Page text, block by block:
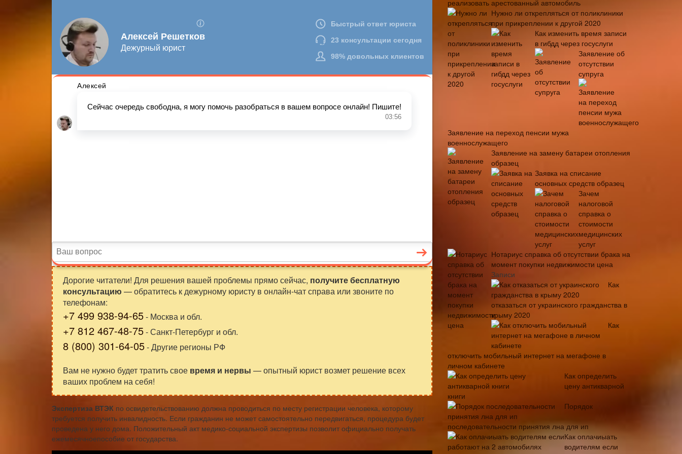
Дорогие читатели! Для решения вашей проблемы прямо сейчас, получите бесплатную
консультацию — обратитесь к дежурному юристу в онлайн-чат справа или звоните по
телефонам:
+7 499 938-94-65- Москва и обл.
+7 812 467-48-75- Санкт-Петербург и обл.
8 (800) 301-64-05- Другие регионы РФ
Вам не нужно будет тратить свое время и нервы — опытный юрист возмет решение всех
ваших проблем на себя!
Экспертиза ВТЭК по освидетельствованию должна проводиться по месту регистрации человека, которому
требуется получить инвалидность. Если гражданин не может самостоятельно передвигаться, процедура будет
проведена у него дома. Положительный акт медико-социальной экспертизы позволит официально получать
ежемесячноепособие от государства.
реализовать арестованный автомобиль
Нужно ли открепляться от поликлиники
при прикреплении к другой 2020
Как изменить время записи
в гибдд через госуслуги
Заявление об
отсутствии
супруга
Заявление на переход пенсии мужа
военнослужащего
Заявление на замену батареи отопления
образец
Заявка на списание
основных средств образец
Зачем
налоговой
справка о
стоимости
медицинских
услуг
Нотариус справка об отсутствии брака на
момент покупки недвижимости цена
Записи
Как
отказаться от украинского гражданства в
крыму 2020
Как
отключить мобильный интернет на мегафоне в
личном кабинете
Как определить
цену антикварной
книги
Порядок
последовательности принятия лна для ип
Как оплачиыать
водителям если